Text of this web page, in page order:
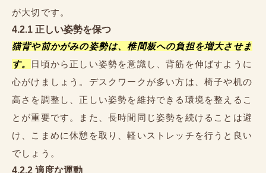
が大切です。
4.2.1 正しい姿勢を保つ
猫背や前かがみの姿勢は、椎間板への負担を増大させま
す。 日頃から正しい姿勢を意識し、背筋を伸ばすように
心がけましょう。デスクワークが多い方は、椅子や机の
高さを調整し、正しい姿勢を維持できる環境を整えるこ
とが重要です。また、長時間同じ姿勢を続けることは避
け、こまめに休憩を取り、軽いストレッチを行うと良い
でしょう。
4.2.2 適度な運動